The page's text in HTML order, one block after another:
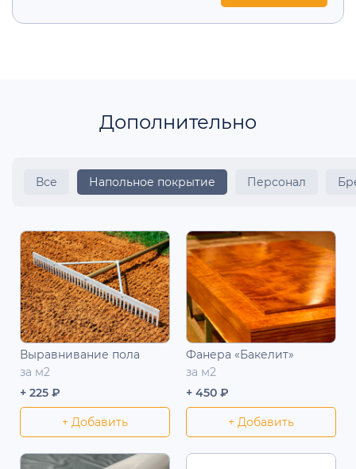
Дополнительно
Все Напольное покрытие Персонал
Выравнивание пола
за м2
+ 225 ₽
+ Добавить
Фанера «Бакелит»
за м2
+ 450 ₽
+ Добавить